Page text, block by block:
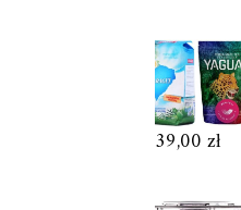
39,00zł